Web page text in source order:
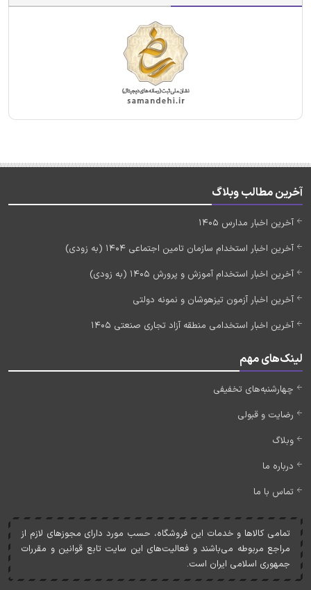
آخرین مطالب وبلاگ
آخرین اخبار مدارس 1405
آخرین اخبار استخدام سازمان تامین اجتماعی 1404 (به زودی)
آخرین اخبار استخدام آموزش و پرورش 1405 (به زودی)
آخرین اخبار آزمون تیزهوشان و نمونه دولتی
آخرین اخبار استخدامی منطقه آزاد تجاری صنعتی 1405
لینک‌های مهم
چهارشنبه‌های تخفیفی
رضایت و قبولی
وبلاگ
درباره ما
تماس با ما
تمامی کالاها و خدمات اين فروشگاه، حسب مورد دارای مجوزهای لازم از
مراجع مربوطه می‌باشند و فعاليت‌های اين سايت تابع قوانين و مقررات
جمهوری اسلامی ايران است.